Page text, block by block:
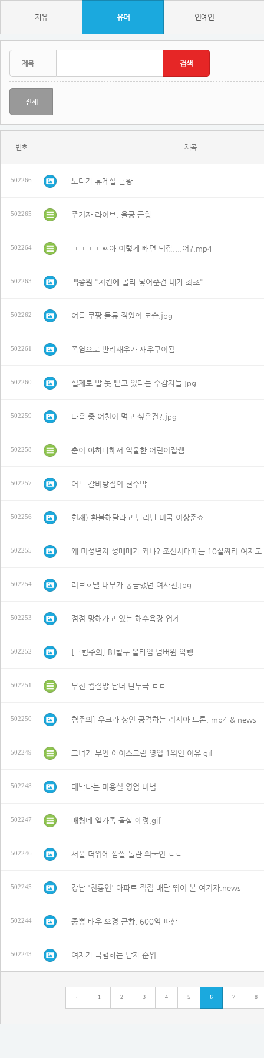
자유 유머 연예인
전체
번호 제목
502266 노다가 휴게실 근황
502265 주기자 라이브. 올공 근황
502264 ㅋㅋㅋㅋ ㅄ아 이렇게 빼면 되잖....어?.mp4
502263 백종원 "치킨에 콜라 넣어준건 내가 최초"
502262 여름 쿠팡 물류 직원의 모습.jpg
502261 폭염으로 반려새우가 새우구이됨
502260 실제로 발 못 뻗고 있다는 수감자들.jpg
502259 다음 중 여친이 먹고 싶은건?.jpg
502258 춤이 야하다해서 억울한 어린이집쌤
502257 어느 갈비탕집의 현수막
502256 현재) 환불해달라고 난리난 미국 이상준쇼
502255
502254 러브호텔 내부가 궁금했던 여사친.jpg
502253 점점 망해가고 있는 해수욕장 업계
502252 [극혐주의] BJ철구 올타임 넘버원 악행
502251 부천 찜질방 남녀 난투극 ㄷㄷ
502250 혐주의] 우크라 상인 공격하는 러시아 드론. mp4 & news
502249 그녀가 무인 아이스크림 영업 1위인 이유.gif
502248 대박나는 미용실 영업 비법
502247 매형네 일가족 몰살 예정.gif
502246 서울 더위에 깜짤 놀란 외국인 ㄷㄷ
502245 강남 '천룡인' 아파트 직접 배달 뛰어 본 여기자.news
502244 중뽕 배우 오경 근황, 600억 파산
502243 여자가 극혐하는 남자 순위
‹ 1 2 3 4 5 6 7 8